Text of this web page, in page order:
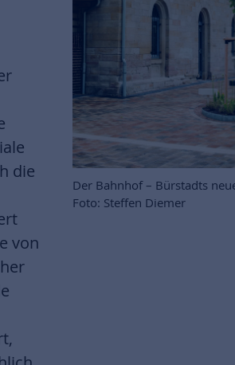
Der Bahnhof – Bürstadts
Foto: Steffen Diemer
die
von